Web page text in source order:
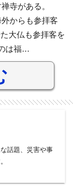
寺がある。
からも参拝客
大仏も参拝客を
は福…
話題、災害や事